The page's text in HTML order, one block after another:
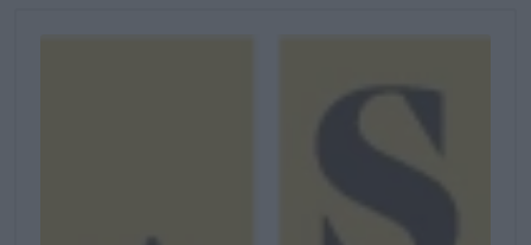
zorgt bovendien voor een aardse, houtachtige toets. De
creaties van brouwerij De Hoorn zijn delicaat uitgebalanceerde
bieren die het bekende met het onbekende combineren en
putten uit de rijke culturele schatten van België.